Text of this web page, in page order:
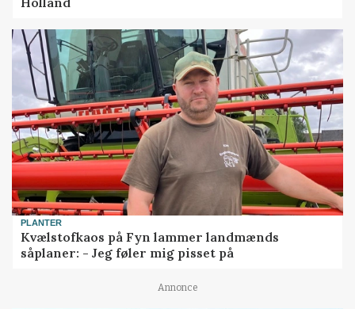
PLANTER
Kvælstofkaos på Fyn lammer landmænds
såplaner: - Jeg føler mig pisset på
Annonce